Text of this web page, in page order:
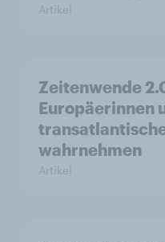
Artikel
Zeitenwende
Europäerinnen
wahrnehmen
Artikel